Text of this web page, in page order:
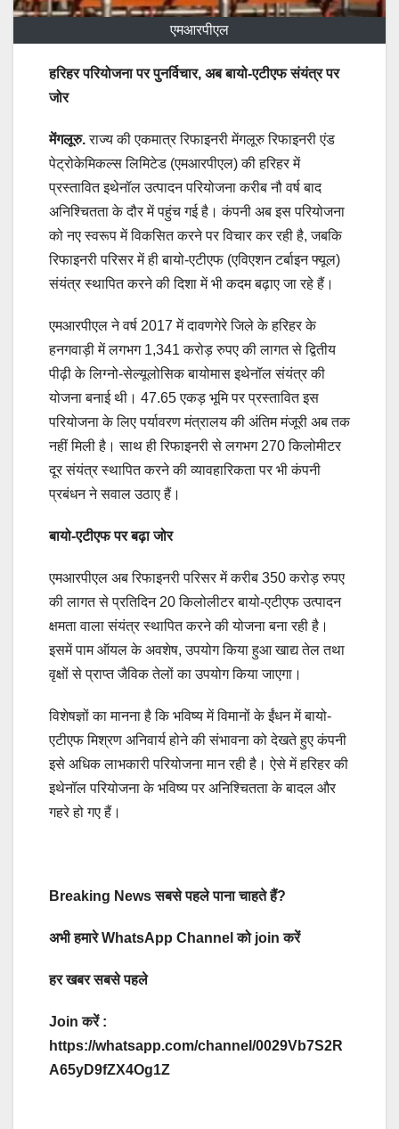
एमआरपीएल
हरिहर परियोजना पर पुनर्विचार, अब बायो-एटीएफ संयंत्र पर
जोर
मेंगलूरु.राज्य की एकमात्र रिफाइनरी मेंगलूरु रिफाइनरी एंड
पेट्रोकेमिकल्स लिमिटेड (एमआरपीएल) की हरिहर में
प्रस्तावित इथेनॉल उत्पादन परियोजना करीब नौ वर्ष बाद
अनिश्चितता के दौर में पहुंच गई है। कंपनी अब इस परियोजना
को नए स्वरूप में विकसित करने पर विचार कर रही है, जबकि
रिफाइनरी परिसर में ही बायो-एटीएफ (एविएशन टर्बाइन फ्यूल)
संयंत्र स्थापित करने की दिशा में भी कदम बढ़ाए जा रहे हैं।
एमआरपीएल ने वर्ष 2017 में दावणगेरे जिले के हरिहर के
हनगवाड़ी में लगभग 1,341 करोड़ रुपए की लागत से द्वितीय
पीढ़ी के लिग्नो-सेल्यूलोसिक बायोमास इथेनॉल संयंत्र की
योजना बनाई थी। 47.65 एकड़ भूमि पर प्रस्तावित इस
परियोजना के लिए पर्यावरण मंत्रालय की अंतिम मंजूरी अब तक
नहीं मिली है। साथ ही रिफाइनरी से लगभग 270 किलोमीटर
दूर संयंत्र स्थापित करने की व्यावहारिकता पर भी कंपनी
प्रबंधन ने सवाल उठाए हैं।
बायो-एटीएफ पर बढ़ा जोर
एमआरपीएल अब रिफाइनरी परिसर में करीब 350 करोड़ रुपए
की लागत से प्रतिदिन 20 किलोलीटर बायो-एटीएफ उत्पादन
क्षमता वाला संयंत्र स्थापित करने की योजना बना रही है।
इसमें पाम ऑयल के अवशेष, उपयोग किया हुआ खाद्य तेल तथा
वृक्षों से प्राप्त जैविक तेलों का उपयोग किया जाएगा।
विशेषज्ञों का मानना है कि भविष्य में विमानों के ईंधन में बायो-
एटीएफ मिश्रण अनिवार्य होने की संभावना को देखते हुए कंपनी
इसे अधिक लाभकारी परियोजना मान रही है। ऐसे में हरिहर की
इथेनॉल परियोजना के भविष्य पर अनिश्चितता के बादल और
गहरे हो गए हैं।
Breaking News सबसे पहले पाना चाहते हैं?
अभी हमारे WhatsApp Channel को join करें
हर खबर सबसे पहले
Join करें :
https://whatsapp.com/channel/0029Vb7S2R
A65yD9fZX4Og1Z